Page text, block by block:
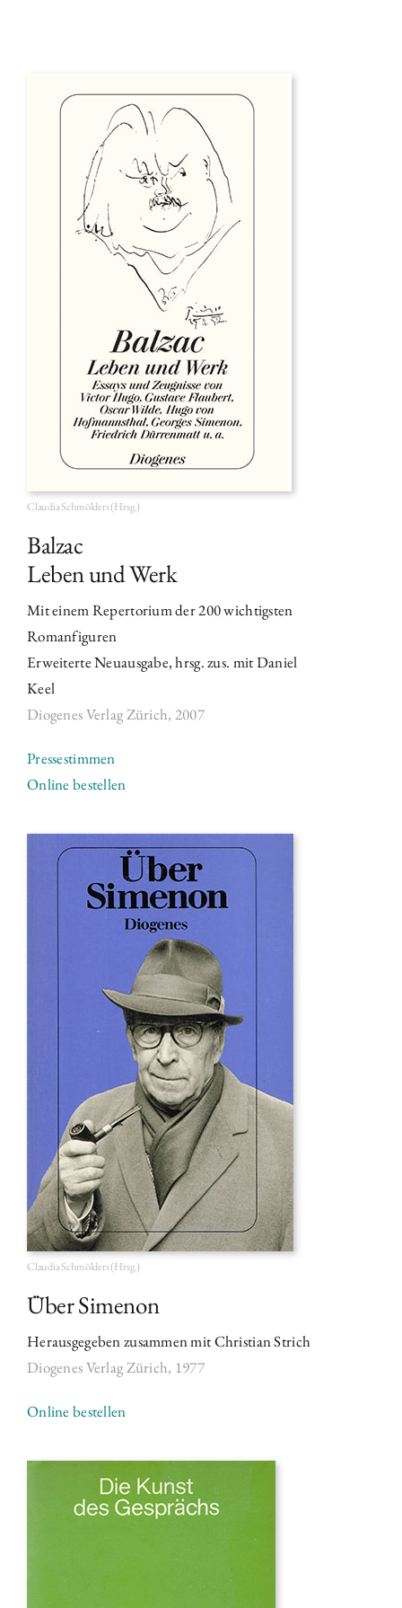
Claudia Schmölders (Hrsg.)
Balzac
Leben und Werk
Mit einem Repertorium der 200 wichtigsten
Romanfiguren
Erweiterte Neuausgabe, hrsg. zus. mit Daniel
Keel
Diogenes Verlag Zürich, 2007
Pressestimmen
Online bestellen
Claudia Schmölders (Hrsg.)
Über Simenon
Herausgegeben zusammen mit Christian Strich
Diogenes Verlag Zürich, 1977
Online bestellen